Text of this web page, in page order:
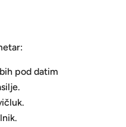
pod datim